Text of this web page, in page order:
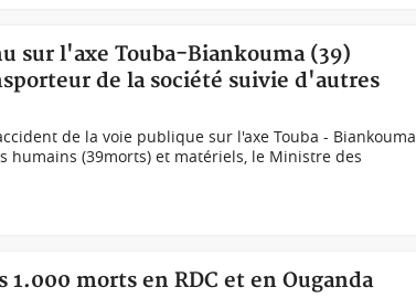
sur l'axe Touba-Biankouma (39)
de la société suivie d'autres
de la voie publique sur l'axe Touba - Biankouma
humains (39morts) et matériels, le Ministre des
1.000 morts en RDC et en Ouganda